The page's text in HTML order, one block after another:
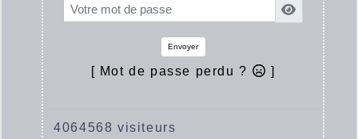
Envoyer
[ Mot de passe perdu ? ]
4064568 visiteurs